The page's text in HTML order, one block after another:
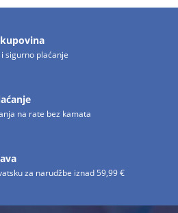
sigurno plaćanje
na rate bez kamata
za narudžbe iznad 59,99 €